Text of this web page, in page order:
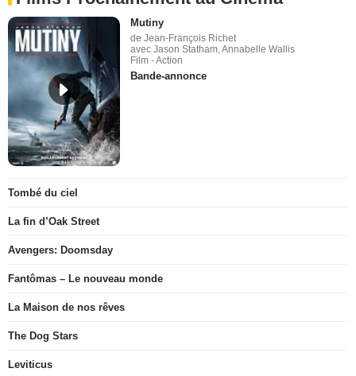
Mutiny
de Jean-François Richet
avec Jason Statham, Annabelle Wallis
Film - Action
Bande-annonce
Tombé du ciel
La fin d’Oak Street
Avengers: Doomsday
Fantômas – Le nouveau monde
La Maison de nos rêves
The Dog Stars
Leviticus